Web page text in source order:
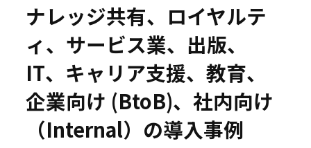
事例
セミナー
お役立ち情報
ナレッジ共有、ロイヤルテ
ィ、サービス業、出版、
IT、キャリア支援、教育、
企業向け (BtoB)、社内向け
（Internal）の導入事例